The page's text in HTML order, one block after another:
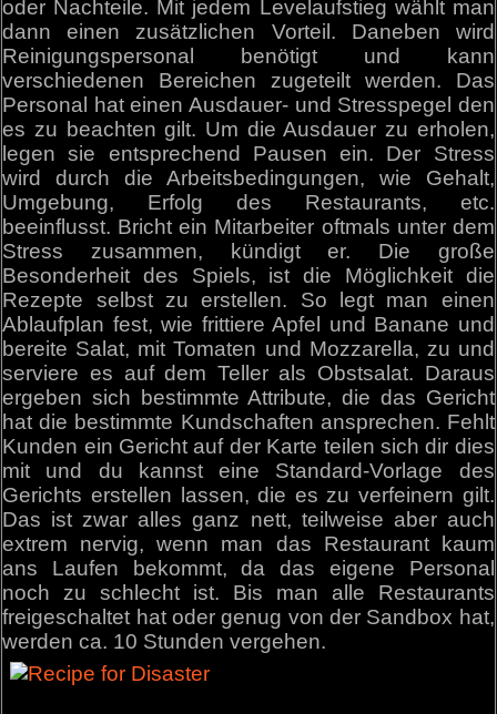
oder Nachteile. Mit jedem Levelaufstieg wählt man
dann einen zusätzlichen Vorteil. Daneben wird
Reinigungspersonal benötigt und kann
verschiedenen Bereichen zugeteilt werden. Das
Personal hat einen Ausdauer- und Stresspegel den
es zu beachten gilt. Um die Ausdauer zu erholen,
legen sie entsprechend Pausen ein. Der Stress
wird durch die Arbeitsbedingungen, wie Gehalt,
Umgebung, Erfolg des Restaurants, etc.
beeinflusst. Bricht ein Mitarbeiter oftmals unter dem
Stress zusammen, kündigt er. Die große
Besonderheit des Spiels, ist die Möglichkeit die
Rezepte selbst zu erstellen. So legt man einen
Ablaufplan fest, wie frittiere Apfel und Banane und
bereite Salat, mit Tomaten und Mozzarella, zu und
serviere es auf dem Teller als Obstsalat. Daraus
ergeben sich bestimmte Attribute, die das Gericht
hat die bestimmte Kundschaften ansprechen. Fehlt
Kunden ein Gericht auf der Karte teilen sich dir dies
mit und du kannst eine Standard-Vorlage des
Gerichts erstellen lassen, die es zu verfeinern gilt.
Das ist zwar alles ganz nett, teilweise aber auch
extrem nervig, wenn man das Restaurant kaum
ans Laufen bekommt, da das eigene Personal
noch zu schlecht ist. Bis man alle Restaurants
freigeschaltet hat oder genug von der Sandbox hat,
werden ca. 10 Stunden vergehen.